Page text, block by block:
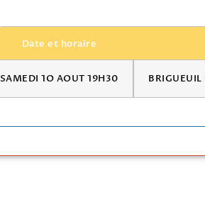
Date et horaire
SAMEDI 1O AOUT 19H30